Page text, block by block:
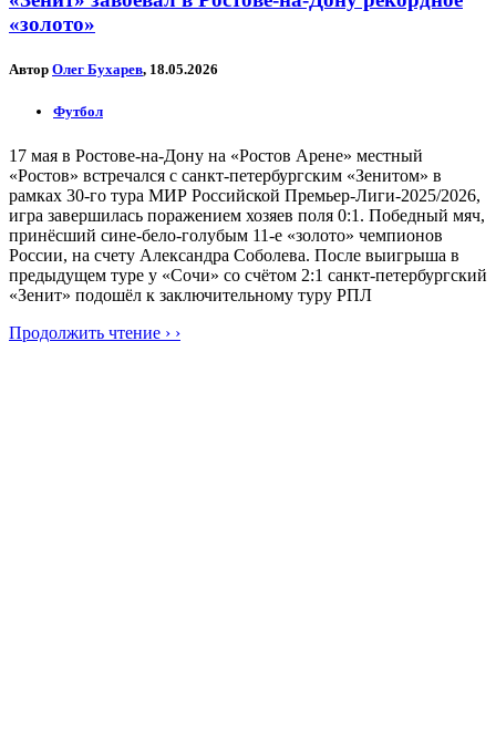
«золото»
Автор Олег Бухарев, 18.05.2026
Футбол
17 мая в Ростове-на-Дону на «Ростов Арене» местный
«Ростов» встречался с санкт-петербургским «Зенитом» в
рамках 30-го тура МИР Российской Премьер-Лиги-2025/2026,
игра завершилась поражением хозяев поля 0:1. Победный мяч,
принёсший сине-бело-голубым 11-е «золото» чемпионов
России, на счету Александра Соболева. После выигрыша в
предыдущем туре у «Сочи» со счётом 2:1 санкт-петербургский
«Зенит» подошёл к заключительному туру РПЛ
Продолжить чтение › ›